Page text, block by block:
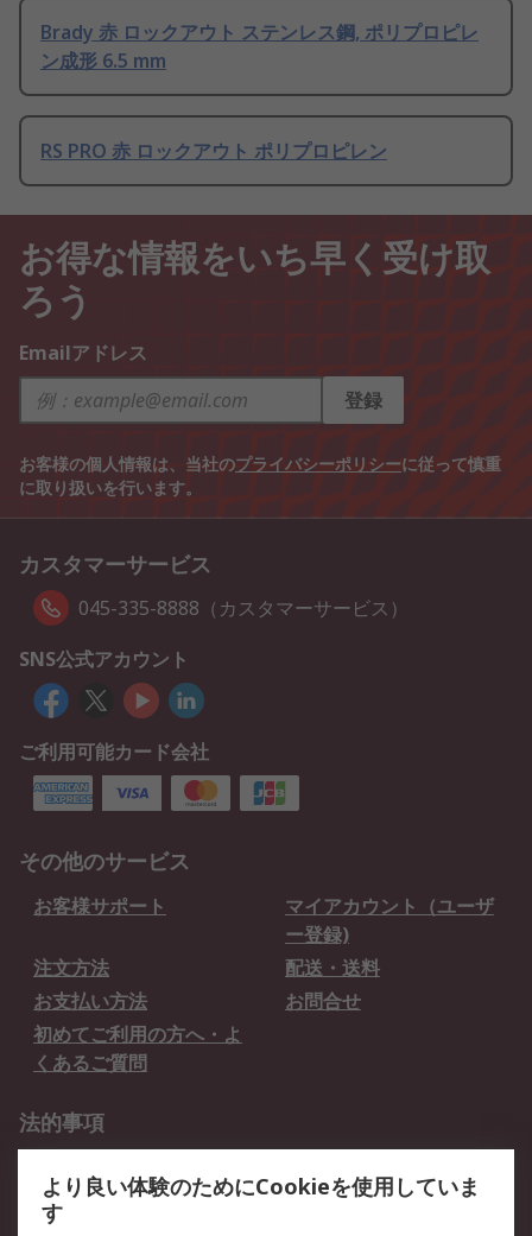
Brady 赤 ロックアウト ステンレス鋼, ポリプロピレ
ン成形 6.5 mm
RS PRO 赤 ロックアウト ポリプロピレン
お得な情報をいち早く受け取
ろう
Emailアドレス
登録
お客様の個人情報は、当社のプライバシーポリシーに従って慎重
に取り扱いを行います。
カスタマーサービス
045-335-8888（カスタマーサービス）
SNS公式アカウント
ご利用可能カード会社
その他のサービス
お客様サポート
マイアカウント（ユーザ
ー登録)
注文方法
配送・送料
お支払い方法
お問合せ
初めてご利用の方へ・よ
くあるご質問
法的事項
クッキーポリシー
より良い体験のためにCookieを使用していま
す